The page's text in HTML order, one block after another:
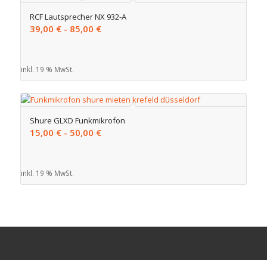
RCF Lautsprecher NX 932-A
39,00 €- 85,00 €
inkl. 19 % MwSt.
Shure GLXD Funkmikrofon
15,00 €- 50,00 €
inkl. 19 % MwSt.